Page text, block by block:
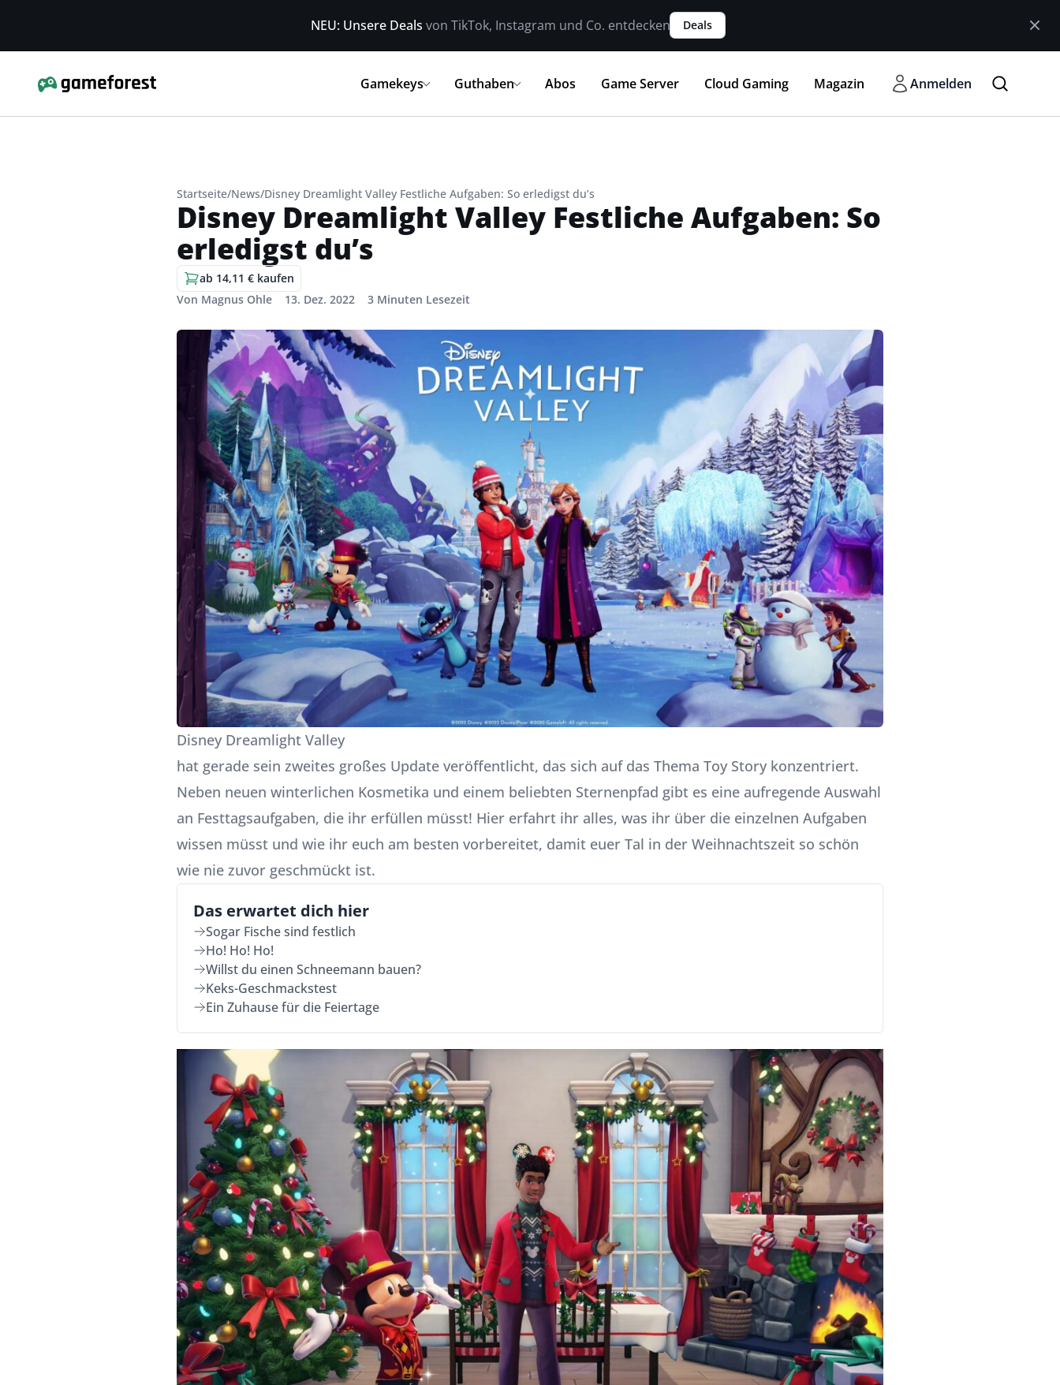
NEU: Unsere Deals von TikTok, Instagram und Co. entdecken Deals
Gamekeys Guthaben Abos Game Server Cloud Gaming Magazin Anmelden
Startseite/News/Disney Dreamlight Valley Festliche Aufgaben: So erledigst du’s
Disney Dreamlight Valley Festliche Aufgaben: So
erledigst du’s
ab 14,11 € kaufen
Von Magnus Ohle
13. Dez. 2022 3 Minuten Lesezeit
Disney Dreamlight Valley
hat gerade sein zweites großes Update veröffentlicht, das sich auf das Thema Toy Story konzentriert.
Neben neuen winterlichen Kosmetika und einem beliebten Sternenpfad gibt es eine aufregende Auswahl
an Festtagsaufgaben, die ihr erfüllen müsst! Hier erfahrt ihr alles, was ihr über die einzelnen Aufgaben
wissen müsst und wie ihr euch am besten vorbereitet, damit euer Tal in der Weihnachtszeit so schön
wie nie zuvor geschmückt ist.
Das erwartet dich hier
Sogar Fische sind festlich
Ho! Ho! Ho!
Willst du einen Schneemann bauen?
Keks-Geschmackstest
Ein Zuhause für die Feiertage